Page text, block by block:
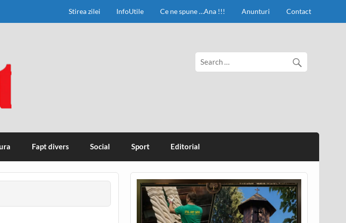
Stirea zilei InfoUtile Ce ne spune …Ana !!! Anunturi Contact
Fapt divers Social Sport Editorial